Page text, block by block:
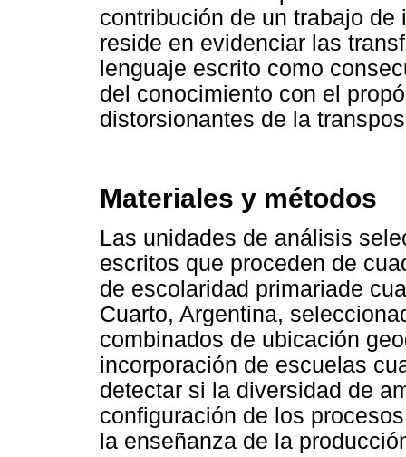
contribución de un trabajo
reside en evidenciar las
lenguaje escrito como
del conocimiento con el
distorsionantes de la
Materiales y métodos
Las unidades de análisis
escritos que proceden de
de escolaridad primariade
Cuarto, Argentina,
combinados de ubicación
incorporación de escuelas
detectar si la diversidad de
configuración de los
la enseñanza de la